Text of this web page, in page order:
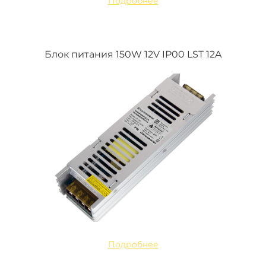
Блок питания 150W 12V IP00 LST 12A
Подробнее